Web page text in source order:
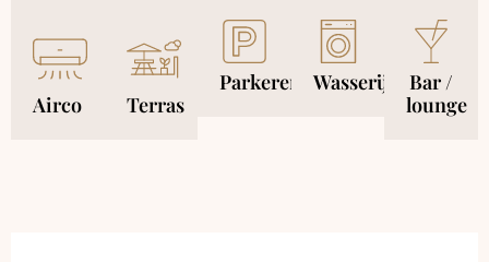
Airco Terras
Parkeren Wasserij
Bar /
lounge